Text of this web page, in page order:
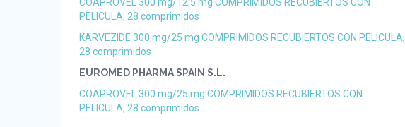
PELICULA, 28 comprimidos
KARVEZIDE 300 mg/25 mg COMPRIMIDOS RECUBIERTOS CON PELICULA,
28 comprimidos
EUROMED PHARMA SPAIN S.L.
COAPROVEL 300 mg/25 mg COMPRIMIDOS RECUBIERTOS CON
PELICULA, 28 comprimidos